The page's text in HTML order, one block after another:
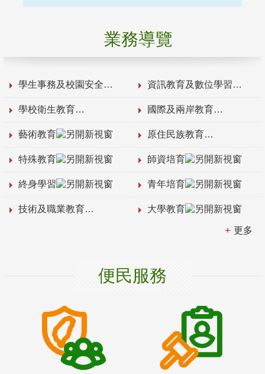
業務導覽
學生事務及校園安全 資訊教育及數位學習
學校衛生教育 國際及兩岸教育
藝術教育 原住民族教育
特殊教育 師資培育
終身學習 青年培育
技術及職業教育 大學教育
更多
便民服務